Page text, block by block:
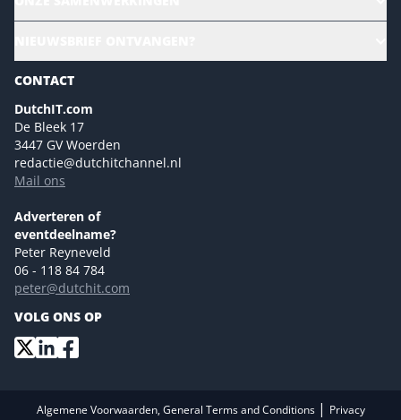
Magazines
Marketingmogelijkheden 2026
Eventmogelijkheden 2026
Advertising opportunities 2026 ENG
Event opportunities 2026 ENG
NL Digital
Versturen
CONTACT
DutchIT.com
De Bleek 17
3447 GV Woerden
redactie@dutchitchannel.nl
Mail ons
Adverteren of
eventdeelname?
Peter Reyneveld
06 - 118 84 784
peter@dutchit.com
VOLG ONS OP
Algemene Voorwaarden, General Terms and Conditions | Privacy